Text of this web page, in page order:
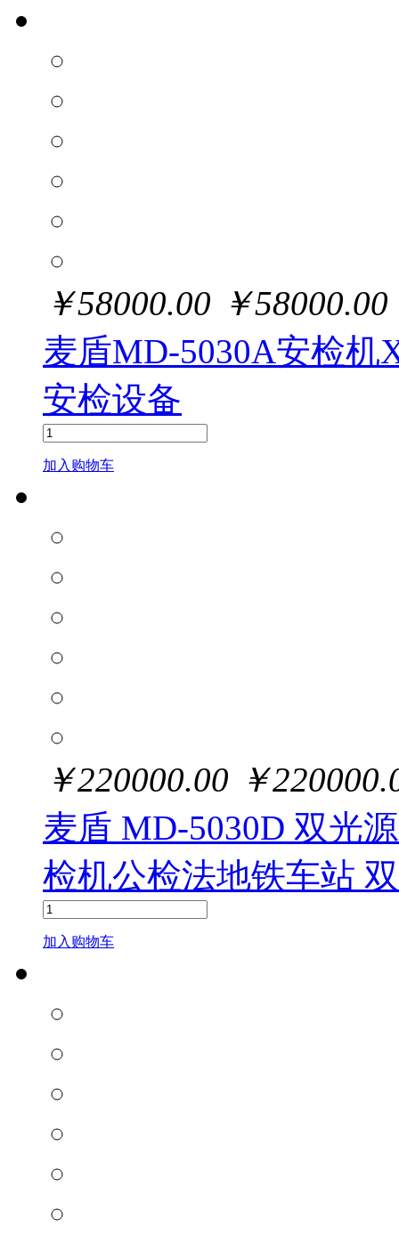
￥58000.00 ￥58000.00
麦盾MD-5030A安检机
安检设备
加入购物车
￥220000.00 ￥
麦盾 MD-5030D 双光
检机公检法地铁车站
加入购物车